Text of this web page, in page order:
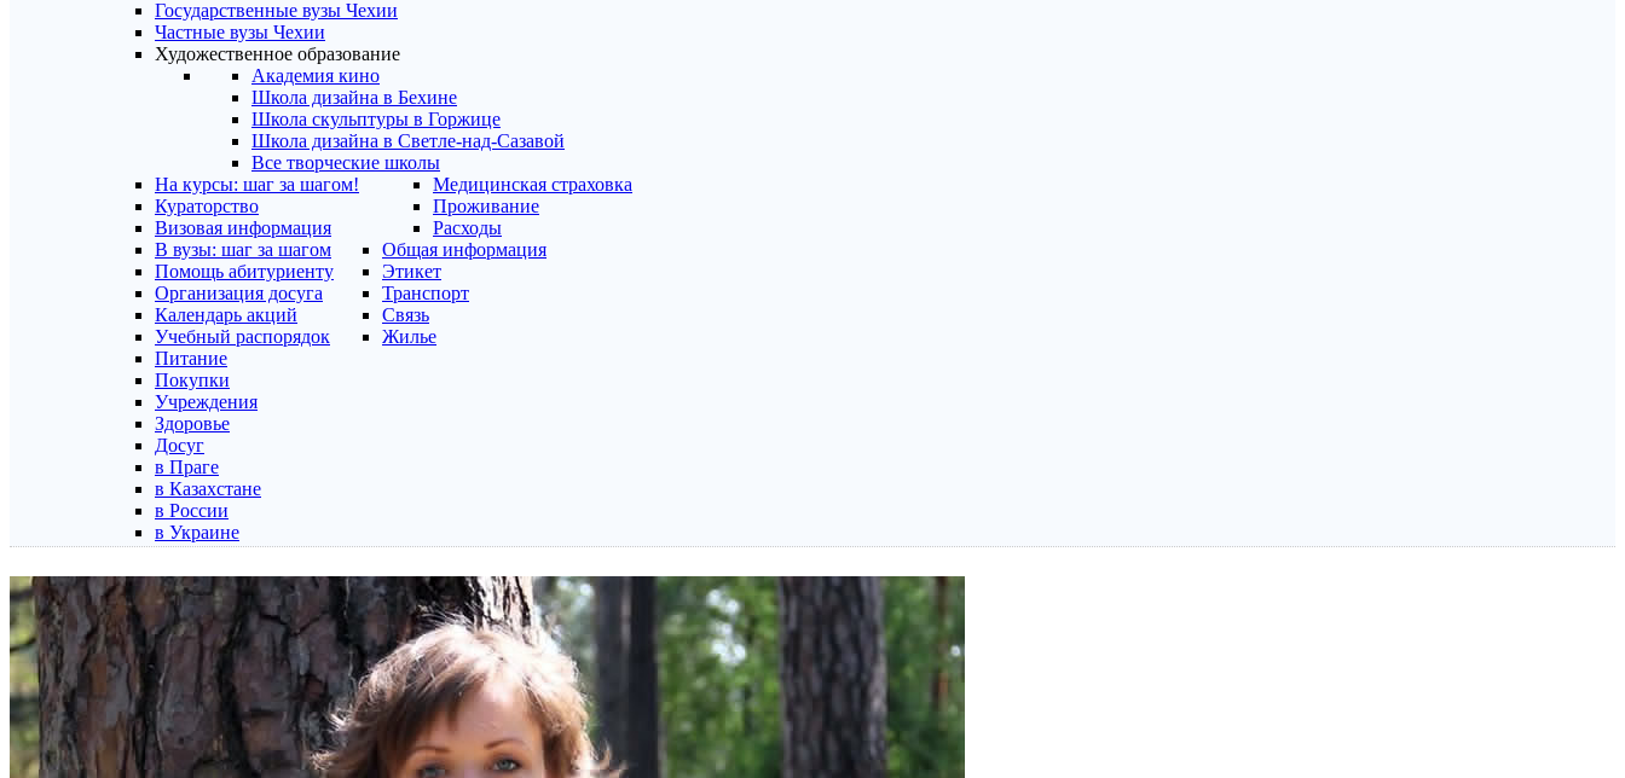
Государственные вузы Чехии
Частные вузы Чехии
Художественное образование
Академия кино
Школа дизайна в Бехине
Школа скульптуры в Горжице
Школа дизайна в Светле-над-Сазавой
Все творческие школы
На курсы: шаг за шагом!
Кураторство
Визовая информация
Медицинская страховка
Проживание
Расходы
В вузы: шаг за шагом
Помощь абитуриенту
Организация досуга
Календарь акций
Учебный распорядок
Общая информация
Этикет
Транспорт
Связь
Жилье
Питание
Покупки
Учреждения
Здоровье
Досуг
в Праге
в Казахстане
в России
в Украине